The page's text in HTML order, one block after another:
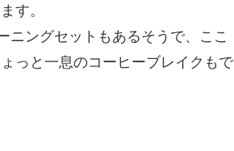
す。
ニングセットもあるそうで、ここ
っと一息のコーヒーブレイクもで